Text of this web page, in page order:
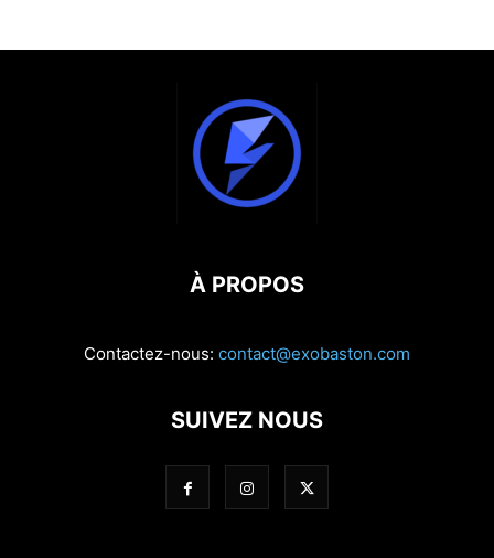
À PROPOS
Contactez-nous: contact@exobaston.com
SUIVEZ NOUS